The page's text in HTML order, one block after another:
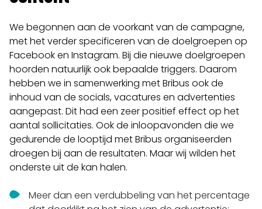
We begonnen aan de voorkant van de campagne,
met het verder specificeren van de doelgroepen op
Facebook en Instagram. Bij die nieuwe doelgroepen
hoorden natuurlijk ook bepaalde triggers. Daarom
hebben we in samenwerking met Bribus ook de
inhoud van de socials, vacatures en advertenties
aangepast. Dit had een zeer positief effect op het
aantal sollicitaties. Ook de inloopavonden die we
gedurende de looptijd met Bribus organiseerden
droegen bij aan de resultaten. Maar wij wilden het
onderste uit de kan halen.
Meer dan een verdubbeling van het percentage